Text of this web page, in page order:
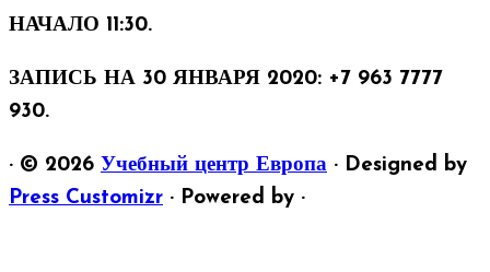
НАЧАЛО 11:30.
ЗАПИСЬ НА 30 ЯНВАРЯ 2020: +7 963 7777
930.
· © 2026 Учебный центр Европа · Designed by
Press Customizr · Powered by ·